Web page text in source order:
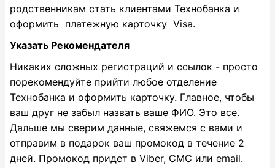
родственникам стать клиентами Технобанка и
оформить платежную карточку Visa.
Указать Рекомендателя
Никаких сложных регистраций и ссылок - просто
порекомендуйте прийти любое отделение
Технобанка и оформить карточку. Главное, чтобы
ваш друг не забыл назвать ваше ФИО. Это все.
Дальше мы сверим данные, свяжемся с вами и
отправим в подарок ваш промокод в течение 2
дней. Промокод придет в Viber, СМС или email.